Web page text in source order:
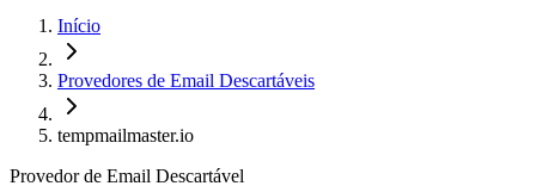
Início
Provedores de Email Descartáveis
tempmailmaster.io
Provedor de Email Descartável